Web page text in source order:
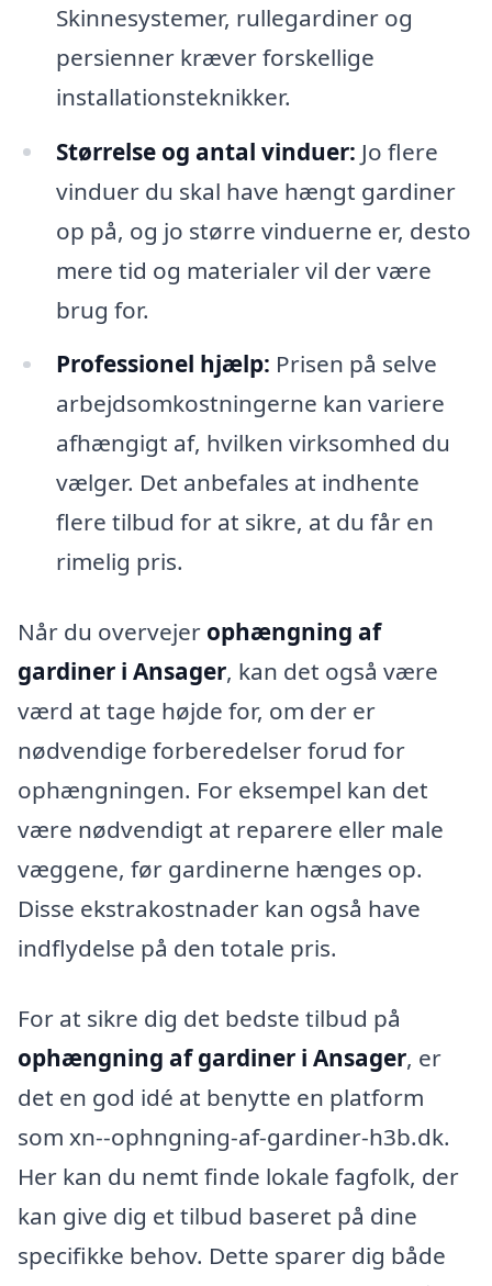
Skinnesystemer, rullegardiner og
persienner kræver forskellige
installationsteknikker.
Størrelse og antal vinduer: Jo flere
vinduer du skal have hængt gardiner
op på, og jo større vinduerne er, desto
mere tid og materialer vil der være
brug for.
Professionel hjælp: Prisen på selve
arbejdsomkostningerne kan variere
afhængigt af, hvilken virksomhed du
vælger. Det anbefales at indhente
flere tilbud for at sikre, at du får en
rimelig pris.
Når du overvejer ophængning af
gardiner i Ansager, kan det også være
værd at tage højde for, om der er
nødvendige forberedelser forud for
ophængningen. For eksempel kan det
være nødvendigt at reparere eller male
væggene, før gardinerne hænges op.
Disse ekstrakostnader kan også have
indflydelse på den totale pris.
For at sikre dig det bedste tilbud på
ophængning af gardiner i Ansager, er
det en god idé at benytte en platform
som xn--ophngning-af-gardiner-h3b.dk.
Her kan du nemt finde lokale fagfolk, der
kan give dig et tilbud baseret på dine
specifikke behov. Dette sparer dig både